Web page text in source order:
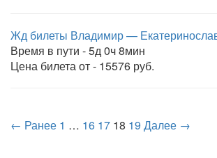
Жд билеты Владимир —
Время в пути - 5д 0ч 8мин
Цена билета от - 15576 руб.
← Ранее 1 … 16 17 18 19 Далее →